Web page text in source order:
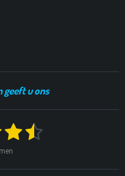
geeft u ons
4
s
t
5
t
m